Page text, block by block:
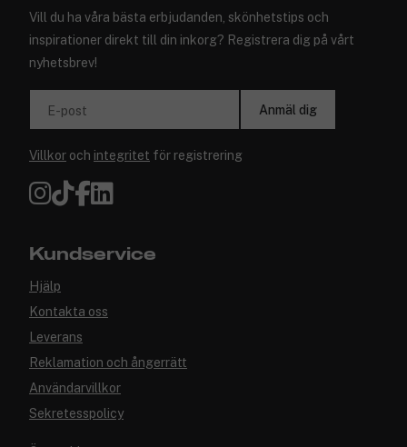
Vill du ha våra bästa erbjudanden, skönhetstips och
inspirationer direkt till din inkorg? Registrera dig på vårt
nyhetsbrev!
E-post Anmäl dig
Villkor och integritet för registrering
Kundservice
Hjälp
Kontakta oss
Leverans
Reklamation och ångerrätt
Användarvillkor
Sekretesspolicy